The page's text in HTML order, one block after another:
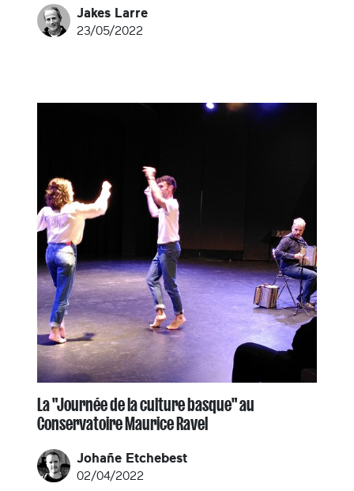
Jakes Larre
23/05/2022
La "Journée de la culture basque" au
Conservatoire Maurice Ravel
Johañe Etchebest
02/04/2022